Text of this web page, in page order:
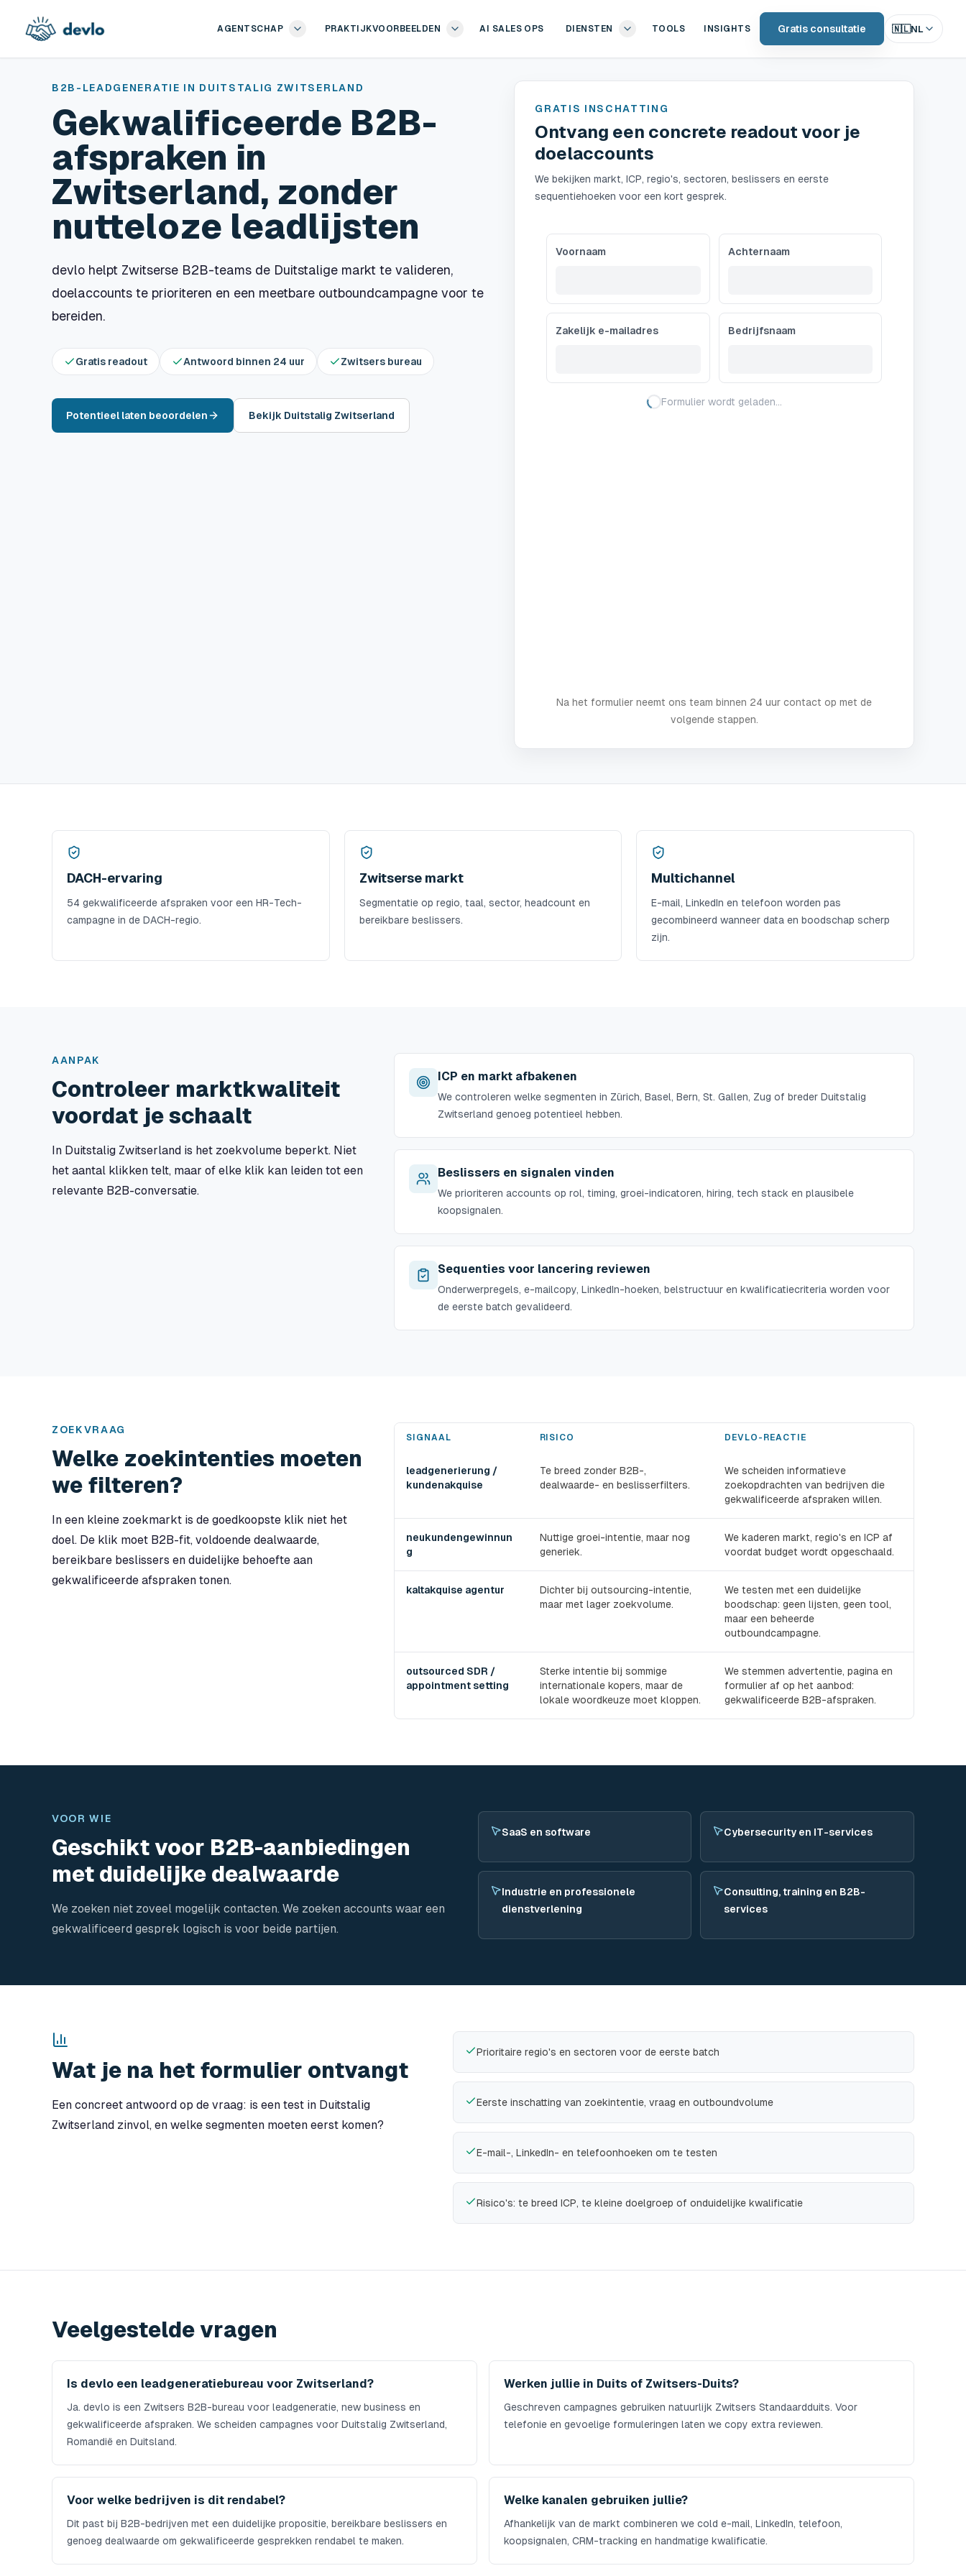
AGENTSCHAP PRAKTIJKVOORBEELDEN AI SALES OPS DIENSTEN TOOLS INSIGHTS Gratis consultatie 🇳🇱NL
B2B-LEADGENERATIE IN DUITSTALIG ZWITSERLAND
Gekwalificeerde B2B-
afspraken in
Zwitserland, zonder
nutteloze leadlijsten
devlo helpt Zwitserse B2B-teams de Duitstalige markt te valideren,
doelaccounts te prioriteren en een meetbare outboundcampagne voor te
bereiden.
Gratis readout Antwoord binnen 24 uur Zwitsers bureau
Potentieel laten beoordelen Bekijk Duitstalig Zwitserland
GRATIS INSCHATTING
Ontvang een concrete readout voor je
doelaccounts
We bekijken markt, ICP, regio's, sectoren, beslissers en eerste
sequentiehoeken voor een kort gesprek.
Voornaam Achternaam
Zakelijk e-mailadres Bedrijfsnaam
Formulier wordt geladen…
Na het formulier neemt ons team binnen 24 uur contact op met de
volgende stappen.
DACH-ervaring
54 gekwalificeerde afspraken voor een HR-Tech-
campagne in de DACH-regio.
Zwitserse markt
Segmentatie op regio, taal, sector, headcount en
bereikbare beslissers.
Multichannel
E-mail, LinkedIn en telefoon worden pas
gecombineerd wanneer data en boodschap scherp
zijn.
AANPAK
Controleer marktkwaliteit
voordat je schaalt
In Duitstalig Zwitserland is het zoekvolume beperkt. Niet
het aantal klikken telt, maar of elke klik kan leiden tot een
relevante B2B-conversatie.
ICP en markt afbakenen
We controleren welke segmenten in Zürich, Basel, Bern, St. Gallen, Zug of breder Duitstalig
Zwitserland genoeg potentieel hebben.
Beslissers en signalen vinden
We prioriteren accounts op rol, timing, groei-indicatoren, hiring, tech stack en plausibele
koopsignalen.
Sequenties voor lancering reviewen
Onderwerpregels, e-mailcopy, LinkedIn-hoeken, belstructuur en kwalificatiecriteria worden voor
de eerste batch gevalideerd.
ZOEKVRAAG
Welke zoekintenties moeten
we filteren?
In een kleine zoekmarkt is de goedkoopste klik niet het
doel. De klik moet B2B-fit, voldoende dealwaarde,
bereikbare beslissers en duidelijke behoefte aan
gekwalificeerde afspraken tonen.
SIGNAAL RISICO DEVLO-REACTIE
leadgenerierung /
kundenakquise
Te breed zonder B2B-,
dealwaarde- en beslisserfilters.
We scheiden informatieve
zoekopdrachten van bedrijven die
gekwalificeerde afspraken willen.
neukundengewinnun
g
Nuttige groei-intentie, maar nog
generiek.
We kaderen markt, regio's en ICP af
voordat budget wordt opgeschaald.
kaltakquise agentur
Dichter bij outsourcing-intentie,
maar met lager zoekvolume.
We testen met een duidelijke
boodschap: geen lijsten, geen tool,
maar een beheerde
outboundcampagne.
outsourced SDR /
appointment setting
Sterke intentie bij sommige
internationale kopers, maar de
lokale woordkeuze moet kloppen.
We stemmen advertentie, pagina en
formulier af op het aanbod:
gekwalificeerde B2B-afspraken.
VOOR WIE
Geschikt voor B2B-aanbiedingen
met duidelijke dealwaarde
We zoeken niet zoveel mogelijk contacten. We zoeken accounts waar een
gekwalificeerd gesprek logisch is voor beide partijen.
SaaS en software Cybersecurity en IT-services
Industrie en professionele
dienstverlening
Consulting, training en B2B-
services
Wat je na het formulier ontvangt
Een concreet antwoord op de vraag: is een test in Duitstalig
Zwitserland zinvol, en welke segmenten moeten eerst komen?
Prioritaire regio's en sectoren voor de eerste batch
Eerste inschatting van zoekintentie, vraag en outboundvolume
E-mail-, LinkedIn- en telefoonhoeken om te testen
Risico's: te breed ICP, te kleine doelgroep of onduidelijke kwalificatie
Veelgestelde vragen
Is devlo een leadgeneratiebureau voor Zwitserland?
Ja. devlo is een Zwitsers B2B-bureau voor leadgeneratie, new business en
gekwalificeerde afspraken. We scheiden campagnes voor Duitstalig Zwitserland,
Romandië en Duitsland.
Werken jullie in Duits of Zwitsers-Duits?
Geschreven campagnes gebruiken natuurlijk Zwitsers Standaardduits. Voor
telefonie en gevoelige formuleringen laten we copy extra reviewen.
Voor welke bedrijven is dit rendabel?
Dit past bij B2B-bedrijven met een duidelijke propositie, bereikbare beslissers en
genoeg dealwaarde om gekwalificeerde gesprekken rendabel te maken.
Welke kanalen gebruiken jullie?
Afhankelijk van de markt combineren we cold e-mail, LinkedIn, telefoon,
koopsignalen, CRM-tracking en handmatige kwalificatie.